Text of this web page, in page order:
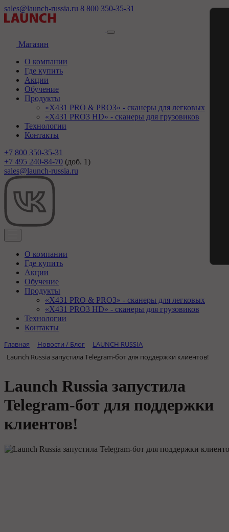
sales@launch-russia.ru 8 800 350-35-31
Магазин
О компании
Где купить
Акции
Обучение
Продукты
«X431 PRO & PRO3» - сканеры для легковых
«X431 PRO3 HD» - сканеры для грузовиков
Технологии
Контакты
+7 800 350-35-31
+7 495 240-84-70 (доб. 1)
sales@launch-russia.ru
О компании
Где купить
Акции
Обучение
Продукты
«X431 PRO & PRO3» - сканеры для легковых
«X431 PRO3 HD» - сканеры для грузовиков
Технологии
Контакты
Главная Новости / Блог
LAUNCH RUSSIA
Launch Russia запустила Telegram-бот для поддержки клиентов!
Launch Russia запустила
Telegram-бот для поддержки
клиентов!